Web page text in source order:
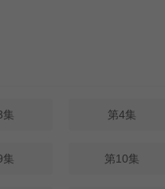
集 第4集
集 第10集